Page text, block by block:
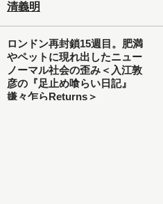
清義明
ロンドン再封鎖15週目。肥満
やペットに現れ出したニュー
ノーマル社会の歪み＜入江敦
彦の『足止め喰らい日記』
嫌々乍らReturns＞